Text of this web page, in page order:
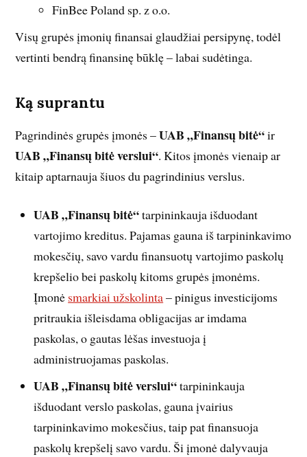
FinBee Poland sp. z o.o.
Visų grupės įmonių finansai glaudžiai persipynę, todėl
vertinti bendrą finansinę būklę – labai sudėtinga.
Ką suprantu
Pagrindinės grupės įmonės –UAB „Finansų bitė“ir
UAB „Finansų bitė verslui“. Kitos įmonės vienaip ar
kitaip aptarnauja šiuos du pagrindinius verslus.
UAB „Finansų bitė“tarpininkauja išduodant
vartojimo kreditus. Pajamas gauna iš tarpininkavimo
mokesčių, savo vardu finansuotų vartojimo paskolų
krepšelio bei paskolų kitoms grupės įmonėms.
Įmonė smarkiai užskolinta– pinigus investicijoms
pritraukia išleisdama obligacijas ar imdama
paskolas, o gautas lėšas investuoja į
administruojamas paskolas.
UAB „Finansų bitė verslui“tarpininkauja
išduodant verslo paskolas, gauna įvairius
tarpininkavimo mokesčius, taip pat finansuoja
paskolų krepšelį savo vardu. Ši įmonė dalyvauja